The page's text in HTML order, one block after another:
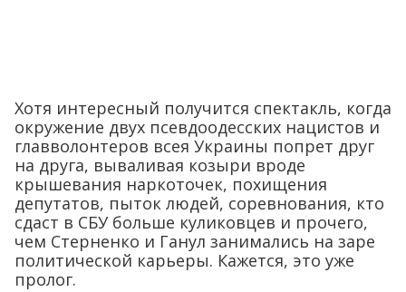
Хотя интересный получится спектакль, когда
окружение двух псевдоодесских нацистов и
главволонтеров всея Украины попрет друг
на друга, вываливая козыри вроде
крышевания наркоточек, похищения
депутатов, пыток людей, соревнования, кто
сдаст в СБУ больше куликовцев и прочего,
чем Стерненко и Ганул занимались на заре
политической карьеры. Кажется, это уже
пролог.